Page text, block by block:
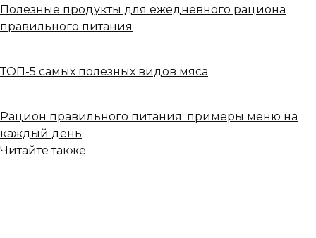
Полезные продукты для ежедневного рациона
правильного питания
ТОП-5 самых полезных видов мяса
Рацион правильного питания: примеры меню на
каждый день
Читайте также